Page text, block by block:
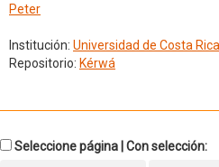
Peter
Institución: Universidad de Costa Rica
Repositorio: Kérwá
Seleccione página | Con selección: